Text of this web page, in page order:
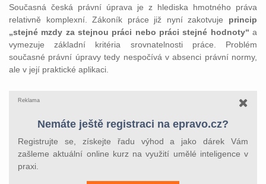
Současná česká právní úprava je z hlediska hmotného práva
relativně komplexní. Zákoník práce již nyní zakotvuje princip
„stejné mzdy za stejnou práci nebo práci stejné hodnoty“ a
vymezuje základní kritéria srovnatelnosti práce. Problém
současné právní úpravy tedy nespočívá v absenci právní normy,
ale v její praktické aplikaci.
Reklama
Nemáte ještě registraci na epravo.cz?
Registrujte se, získejte řadu výhod a jako dárek Vám
zašleme aktuální online kurz na využití umělé inteligence v
praxi.